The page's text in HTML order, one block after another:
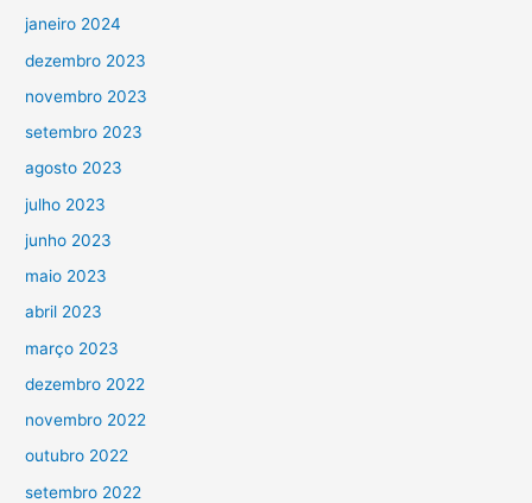
janeiro 2024
dezembro 2023
novembro 2023
setembro 2023
agosto 2023
julho 2023
junho 2023
maio 2023
abril 2023
março 2023
dezembro 2022
novembro 2022
outubro 2022
setembro 2022